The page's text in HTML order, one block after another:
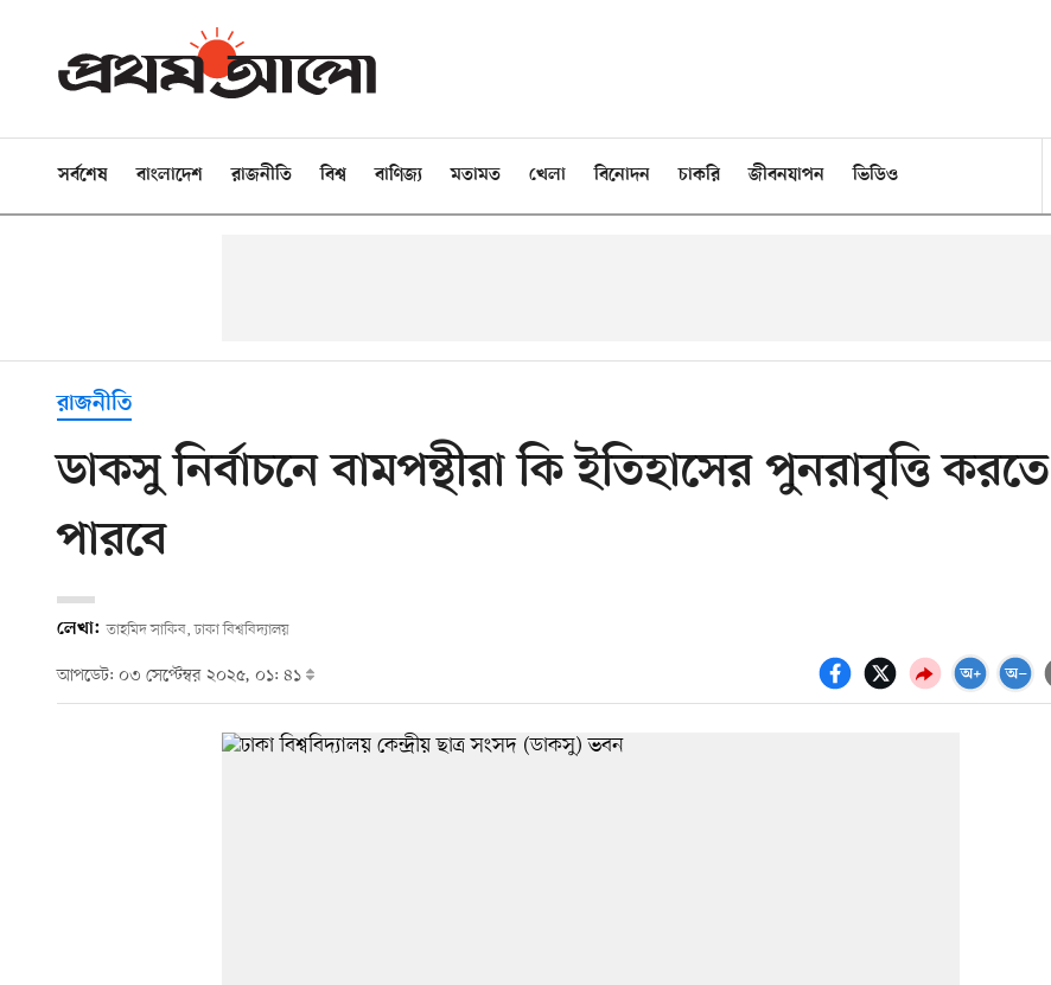
সর্বশেষ বাংলাদেশ রাজনীতি বিশ্ব বাণিজ্য মতামত খেলা বিনোদন চাকরি জীবনযাপন ভিডিও
রাজনীতি
ডাকসু নির্বাচনে বামপন্থীরা কি ইতিহাসের পুনরাবৃত্তি করতে
পারবে
লেখা: তাহমিদ সাকিব, ঢাকা বিশ্ববিদ্যালয়
আপডেট: ০৩ সেপ্টেম্বর ২০২৫, ০১: ৪১